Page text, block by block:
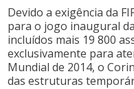
Devido a exigência da
para o jogo inaugural
incluídos mais 19 800
exclusivamente para
Mundial de 2014, o
das estruturas